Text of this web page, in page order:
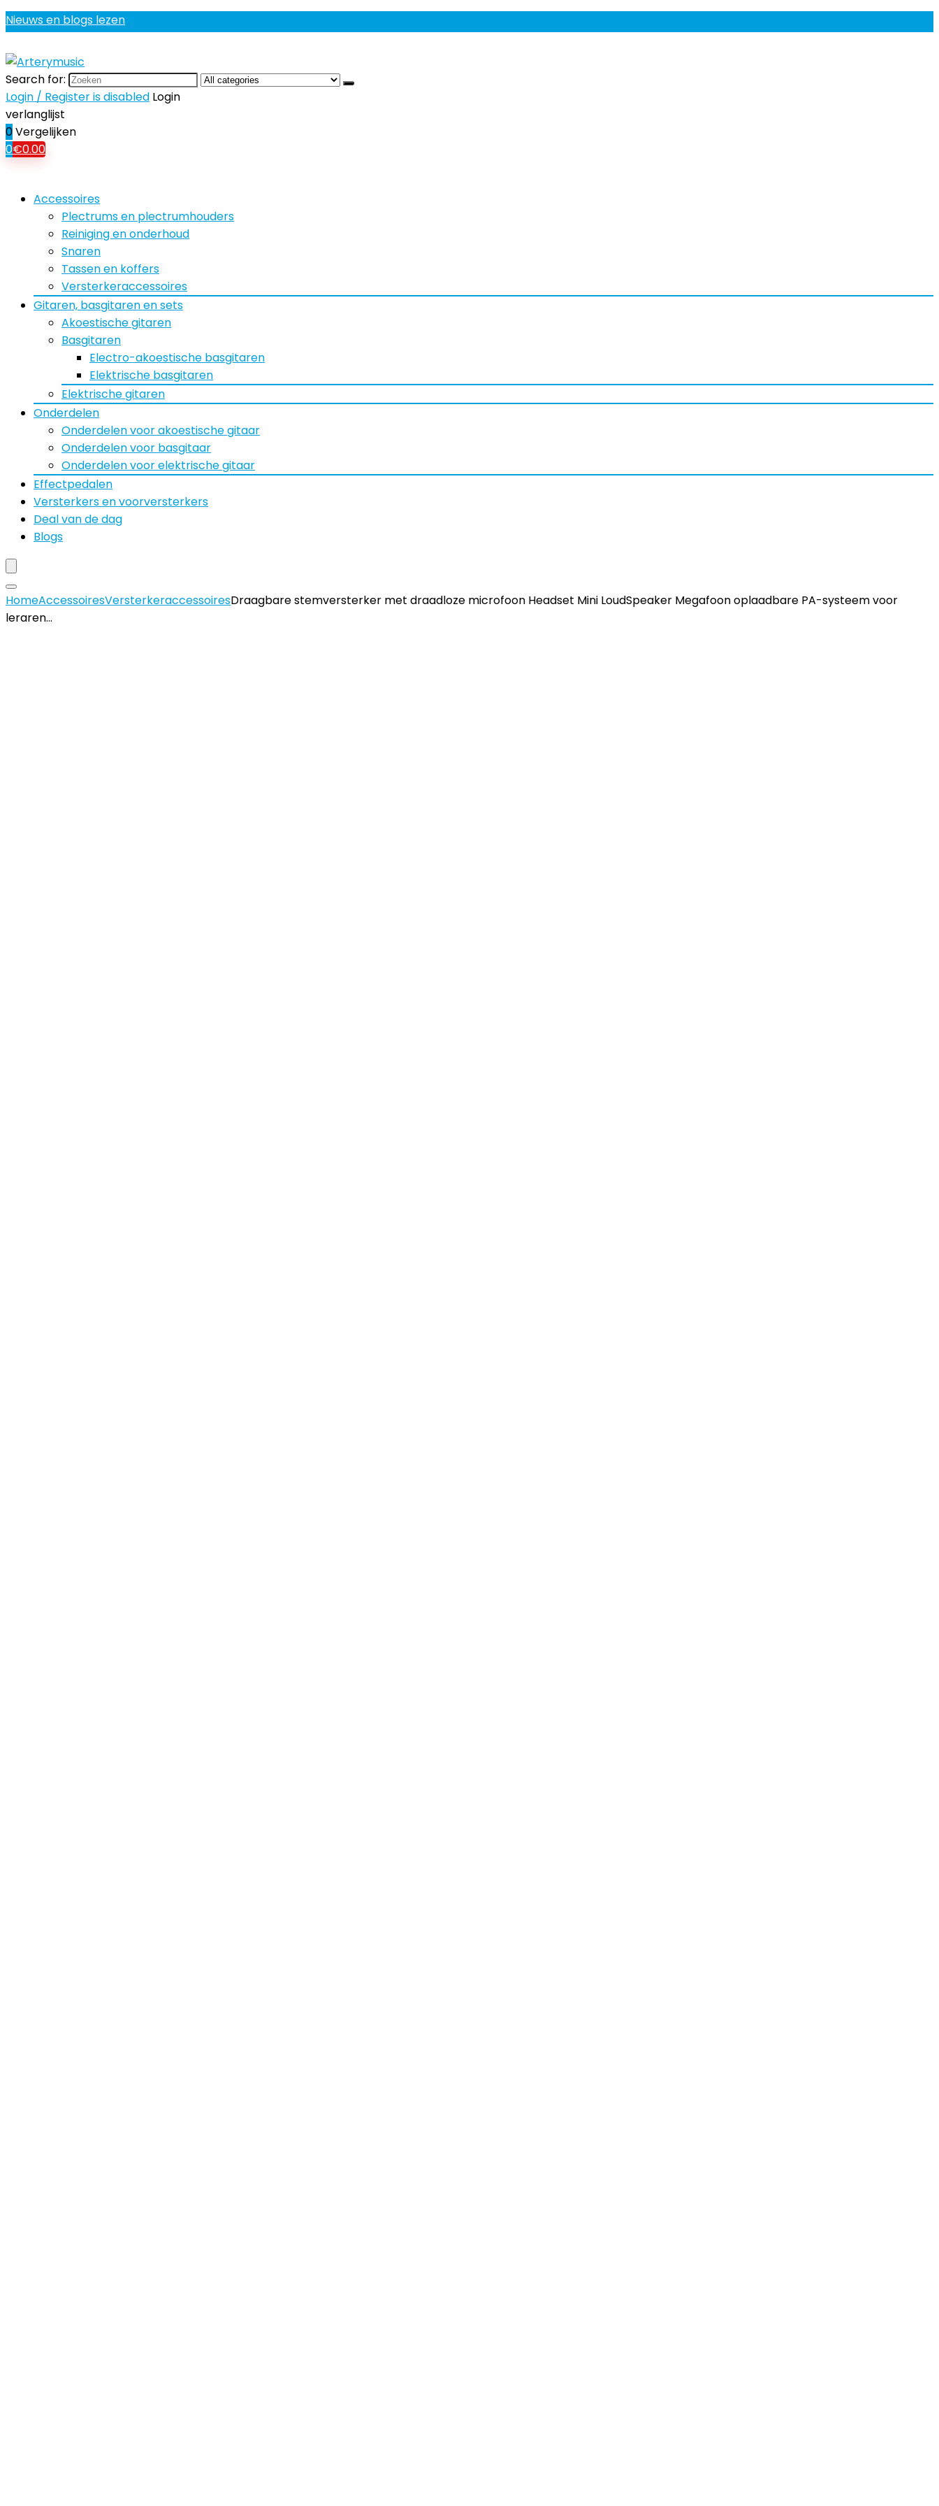
Nieuws en blogs lezen
Search for:
Login / Register is disabled Login
verlanglijst
0Vergelijken
0€0.00
Accessoires
Plectrums en plectrumhouders
Reiniging en onderhoud
Snaren
Tassen en koffers
Versterkeraccessoires
Gitaren, basgitaren en sets
Akoestische gitaren
Basgitaren
Electro-akoestische basgitaren
Elektrische basgitaren
Elektrische gitaren
Onderdelen
Onderdelen voor akoestische gitaar
Onderdelen voor basgitaar
Onderdelen voor elektrische gitaar
Effectpedalen
Versterkers en voorversterkers
Deal van de dag
Blogs
HomeAccessoiresVersterkeraccessoiresDraagbare stemversterker met draadloze microfoon Headset Mini LoudSpeaker Megafoon oplaadbare PA-systeem voor
leraren…